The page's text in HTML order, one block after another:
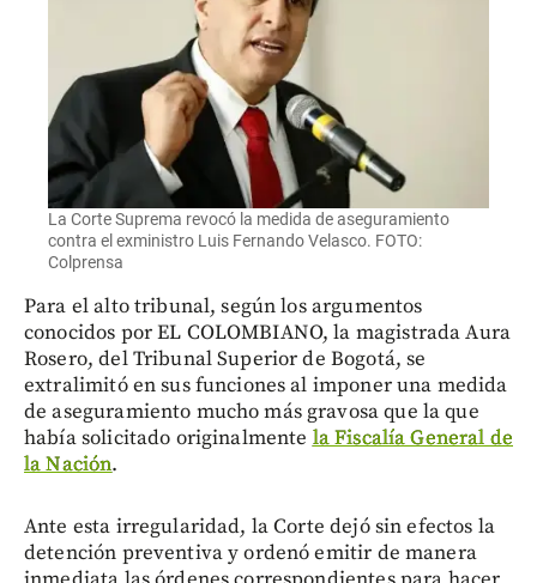
La Corte Suprema revocó la medida de aseguramiento
contra el exministro Luis Fernando Velasco. FOTO:
Colprensa
Para el alto tribunal, según los argumentos
conocidos por EL COLOMBIANO, la magistrada Aura
Rosero, del Tribunal Superior de Bogotá, se
extralimitó en sus funciones al imponer una medida
de aseguramiento mucho más gravosa que la que
había solicitado originalmente la Fiscalía General de
la Nación.
Ante esta irregularidad, la Corte dejó sin efectos la
detención preventiva y ordenó emitir de manera